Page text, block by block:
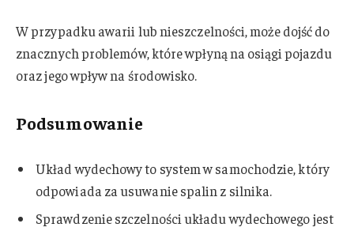
W przypadku awarii lub nieszczelności, może dojść do
znacznych problemów, które wpłyną na osiągi pojazdu
oraz jego wpływ na środowisko.
Podsumowanie
Układ wydechowy to system w samochodzie, który
odpowiada za usuwanie spalin z silnika.
Sprawdzenie szczelności układu wydechowego jest